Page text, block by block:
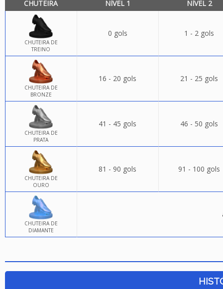
CHUTEIRA NÍVEL 1 NÍVEL 2
CHUTEIRA DE
TREINO
0 gols 1 - 2 gols
CHUTEIRA DE
BRONZE
16 - 20 gols 21 - 25 gols
CHUTEIRA DE
PRATA
41 - 45 gols 46 - 50 gols
CHUTEIRA DE
OURO
81 - 90 gols 91 - 100 gols
CHUTEIRA DE
DIAMANTE